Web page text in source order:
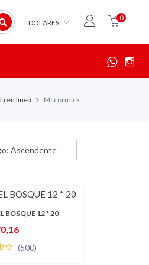
DÓLARES
0
en línea Mccormick
BOSQUE 12 * 20
(500)